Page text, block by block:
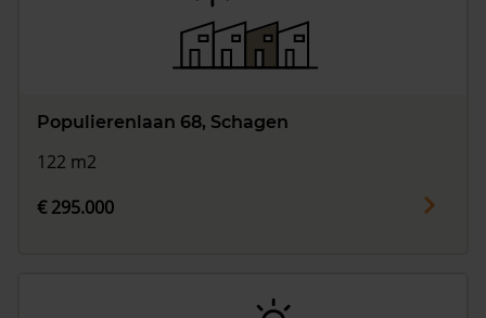
Populierenlaan 68, Schagen
122 m2
€ 295.000